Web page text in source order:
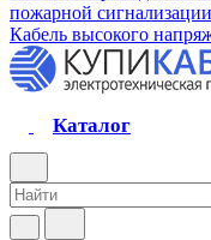
пожарной сигнализации
Кабель высокого
Каталог